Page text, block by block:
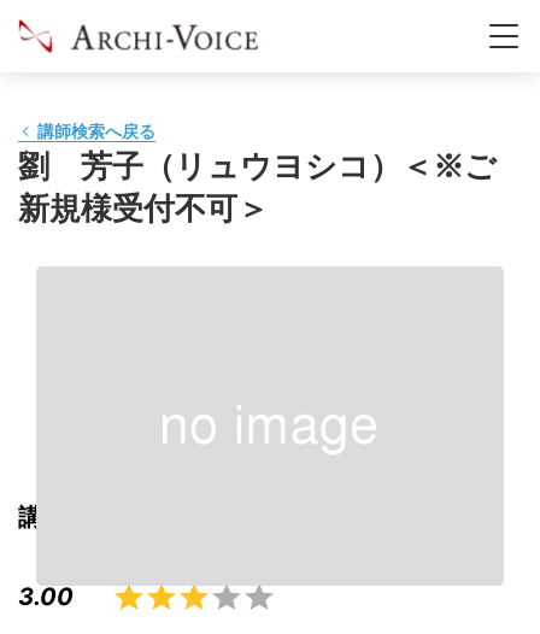
講師検索へ戻る
劉 芳子（リュウヨシコ）＜※ご
新規様受付不可＞
講師の評価
3.00